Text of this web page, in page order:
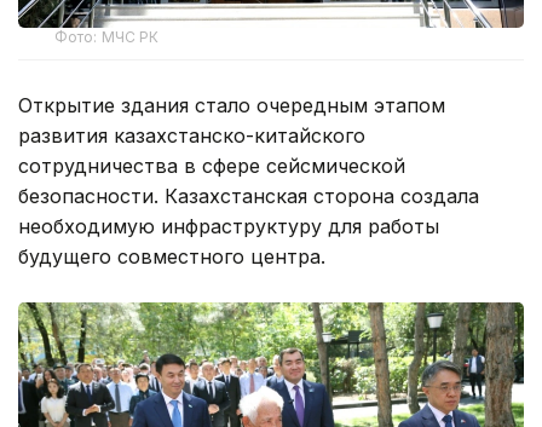
Фото: МЧС РК
Открытие здания стало очередным этапом
развития казахстанско-китайского
сотрудничества в сфере сейсмической
безопасности. Казахстанская сторона создала
необходимую инфраструктуру для работы
будущего совместного центра.